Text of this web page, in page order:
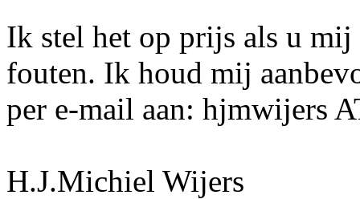
Ik stel het op prijs als u mij
fouten. Ik houd mij
per e-mail aan: hjmwijers
H.J.Michiel Wijers